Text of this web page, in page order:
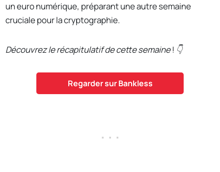
un euro numérique, préparant une autre semaine
cruciale pour la cryptographie.
Découvrez le récapitulatif de cette semaine ! 👇
Regarder sur Bankless
. . .